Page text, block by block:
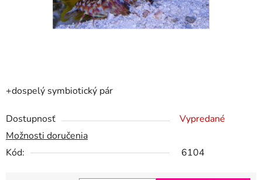
+dospelý symbiotický pár
Dostupnosť
Vypredané
Možnosti doručenia
Kód:
6104